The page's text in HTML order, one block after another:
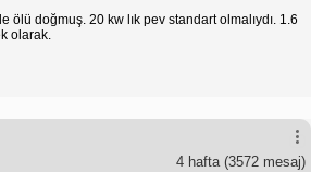
ölü doğmuş. 20 kw lık pev standart olmalıydı. 1.6
olarak.
4 hafta(3572 mesaj)